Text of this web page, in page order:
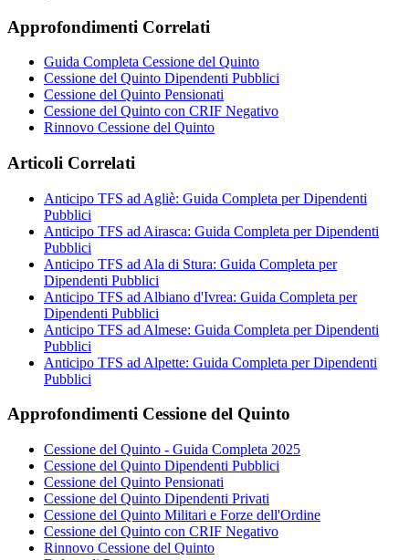
Approfondimenti Correlati
Guida Completa Cessione del Quinto
Cessione del Quinto Dipendenti Pubblici
Cessione del Quinto Pensionati
Cessione del Quinto con CRIF Negativo
Rinnovo Cessione del Quinto
Articoli Correlati
Anticipo TFS ad Agliè: Guida Completa per Dipendenti
Pubblici
Anticipo TFS ad Airasca: Guida Completa per Dipendenti
Pubblici
Anticipo TFS ad Ala di Stura: Guida Completa per
Dipendenti Pubblici
Anticipo TFS ad Albiano d'Ivrea: Guida Completa per
Dipendenti Pubblici
Anticipo TFS ad Almese: Guida Completa per Dipendenti
Pubblici
Anticipo TFS ad Alpette: Guida Completa per Dipendenti
Pubblici
Approfondimenti Cessione del Quinto
Cessione del Quinto - Guida Completa 2025
Cessione del Quinto Dipendenti Pubblici
Cessione del Quinto Pensionati
Cessione del Quinto Dipendenti Privati
Cessione del Quinto Militari e Forze dell'Ordine
Cessione del Quinto con CRIF Negativo
Rinnovo Cessione del Quinto